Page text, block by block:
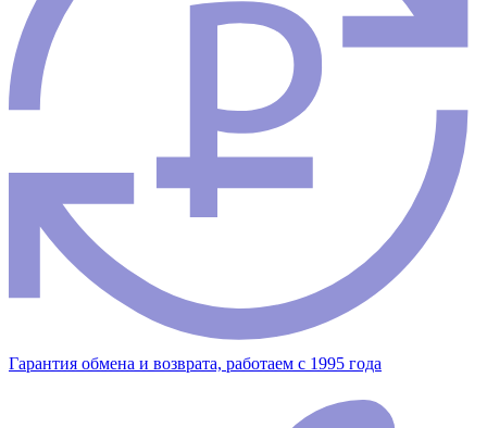
Гарантия обмена и возврата, работаем с 1995 года